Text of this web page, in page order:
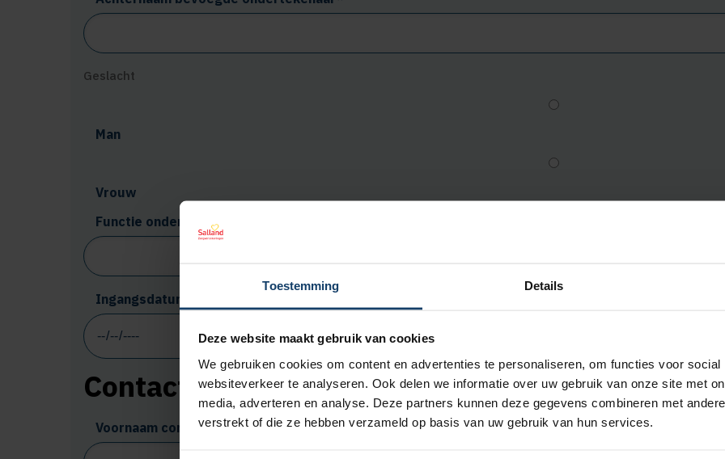
Toestemming Details
Deze website maakt gebruik van cookies
We gebruiken cookies om content en advertenties te personaliseren, om functies voor
websiteverkeer te analyseren. Ook delen we informatie over uw gebruik van onze site met
media, adverteren en analyse. Deze partners kunnen deze gegevens combineren met
verstrekt of die ze hebben verzameld op basis van uw gebruik van hun services.
Geslacht
Man
Vrouw
Functie ondertekenaar
Ingangsdatum contract*
Contactpersoon administratie
Voornaam contactpersoon*